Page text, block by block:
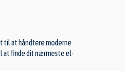
til at håndtere moderne
at finde dit nærmeste el-